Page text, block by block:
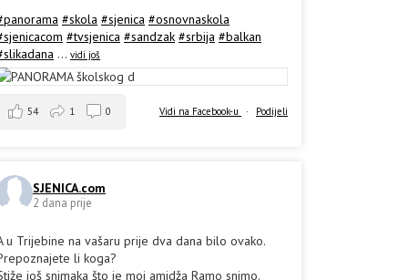
#skola #sjenica #osnovnaskola
#tvsjenica #sandzak #srbija #balkan
... vidi još
Vidi na Facebook-u · Podijeli
54 1 0
SJENICA.com
2 dana prije
u Trijebine na vašaru prije dva dana bilo ovako.
li koga?
još snimaka što je moj amidža Ramo snimo.